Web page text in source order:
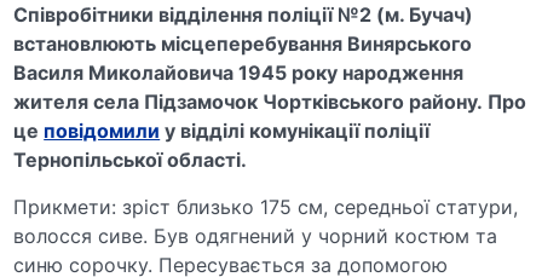
Співробітники відділення поліції №2 (м. Бучач)
встановлюють місцеперебування Винярського
Василя Миколайовича 1945 року народження
жителя села Підзамочок Чортківського району. Про
це повідомили у відділі комунікації поліції
Тернопільської області.
Прикмети: зріст близько 175 см, середньої статури,
волосся сиве. Був одягнений у чорний костюм та
синю сорочку. Пересувається за допомогою